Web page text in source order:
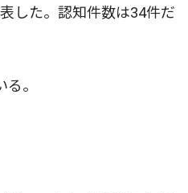
した。認知件数は34件だ
。